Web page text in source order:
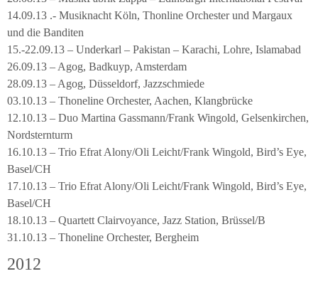
14.09.13 .- Musiknacht Köln, Thonline Orchester und Margaux
und die Banditen
15.-22.09.13 – Underkarl – Pakistan – Karachi, Lohre, Islamabad
26.09.13 – Agog, Badkuyp, Amsterdam
28.09.13 – Agog, Düsseldorf, Jazzschmiede
03.10.13 – Thoneline Orchester, Aachen, Klangbrücke
12.10.13 – Duo Martina Gassmann/Frank Wingold, Gelsenkirchen,
Nordsternturm
16.10.13 – Trio Efrat Alony/Oli Leicht/Frank Wingold, Bird’s Eye,
Basel/CH
17.10.13 – Trio Efrat Alony/Oli Leicht/Frank Wingold, Bird’s Eye,
Basel/CH
18.10.13 – Quartett Clairvoyance, Jazz Station, Brüssel/B
31.10.13 – Thoneline Orchester, Bergheim
2012